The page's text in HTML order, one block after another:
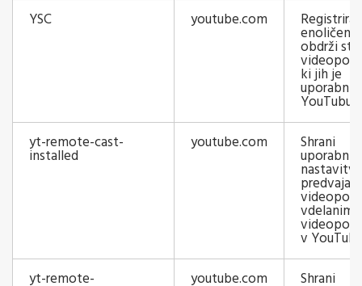
YSC
youtube.com Registrira
enoličen
obdrži
ki jih je
YouTubu.
yt-remote-cast-
installed
youtube.com Shrani
nastavitve
vdelanim
v YouTubu
yt-remote-
youtube.com Shrani